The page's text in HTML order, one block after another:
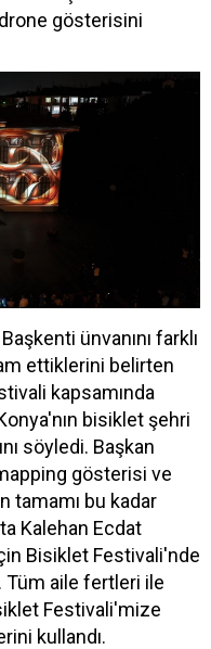
gösterisini
ünvanını farklı
ettiklerini belirten
kapsamında
bisiklet şehri
söyledi. Başkan
gösterisi ve
tamamı bu kadar
Kalehan Ecdat
Bisiklet Festivali'nde
Tüm aile fertleri ile
Festivali'mize
kullandı.